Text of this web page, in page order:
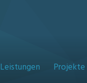
Leistungen Projekte